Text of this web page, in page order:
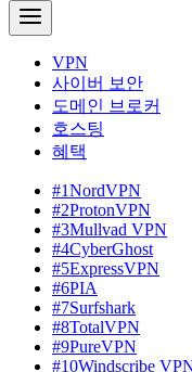
VPN
사이버 보안
도메인 브로커
호스팅
혜택
#1NordVPN
#2ProtonVPN
#3Mullvad VPN
#4CyberGhost
#5ExpressVPN
#6PIA
#7Surfshark
#8TotalVPN
#9PureVPN
#10Windscribe